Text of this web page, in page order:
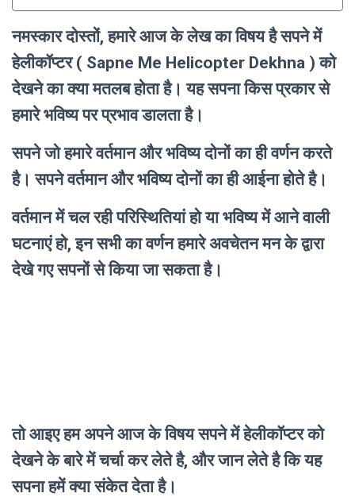
नमस्कार दोस्तों, हमारे आज के लेख का विषय है सपने में
हेलीकॉप्टर ( Sapne Me Helicopter Dekhna ) को
देखने का क्या मतलब होता है। यह सपना किस प्रकार से
हमारे भविष्य पर प्रभाव डालता है।
सपने जो हमारे वर्तमान और भविष्य दोनों का ही वर्णन करते
है। सपने वर्तमान और भविष्य दोनों का ही आईना होते है।
वर्तमान में चल रही परिस्थितियां हो या भविष्य में आने वाली
घटनाएं हो, इन सभी का वर्णन हमारे अवचेतन मन के द्वारा
देखे गए सपनों से किया जा सकता है।
तो आइए हम अपने आज के विषय सपने में हेलीकॉप्टर को
देखने के बारे में चर्चा कर लेते है, और जान लेते है कि यह
सपना हमें क्या संकेत देता है।